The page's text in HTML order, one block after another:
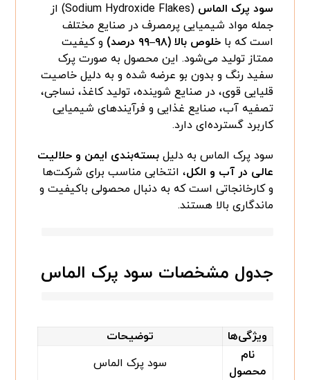
سود پرک الماس
(Sodium Hydroxide Flakes) از
جمله مواد شیمیایی پرمصرف در صنایع مختلف
است که باخلوص بالا (۹۸–۹۹ درصد)
و کیفیت
ممتاز تولید می‌شود. این محصول به صورت پرک
سفید رنگ و بدون بو عرضه شده و به دلیل خاصیت
قلیایی قوی، در صنایع شوینده، تولید کاغذ، نساجی،
تصفیه آب، صنایع غذایی و فرآیندهای شیمیایی
کاربرد گسترده‌ای دارد.
سود پرک الماس به دلیلبسته‌بندی ایمن و حلالیت
عالی در آب و الکل، انتخابی مناسب برای شرکت‌ها
و کارخانجاتی است که به دنبال محصولی باکیفیت و
ماندگاری بالا هستند.
جدول مشخصات سود پرک الماس
ویژگی‌ها
توضیحات
نام
محصول
سود پرک الماس